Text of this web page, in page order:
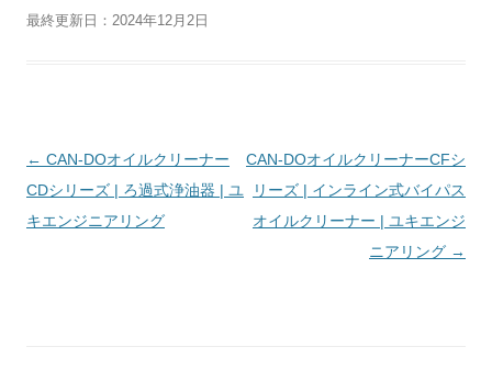
最終更新日：2024年12月2日
投
稿
ナ
← CAN-DOオイルクリーナー
CDシリーズ | ろ過式浄油器 | ユ
キエンジニアリング
CAN-DOオイルクリーナーCFシ
リーズ | インライン式バイパス
オイルクリーナー | ユキエンジ
ニアリング →